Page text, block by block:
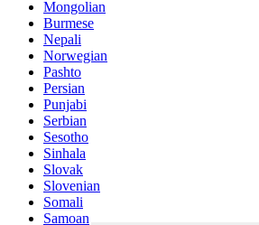
Mongolian
Burmese
Nepali
Norwegian
Pashto
Persian
Punjabi
Serbian
Sesotho
Sinhala
Slovak
Slovenian
Somali
Samoan